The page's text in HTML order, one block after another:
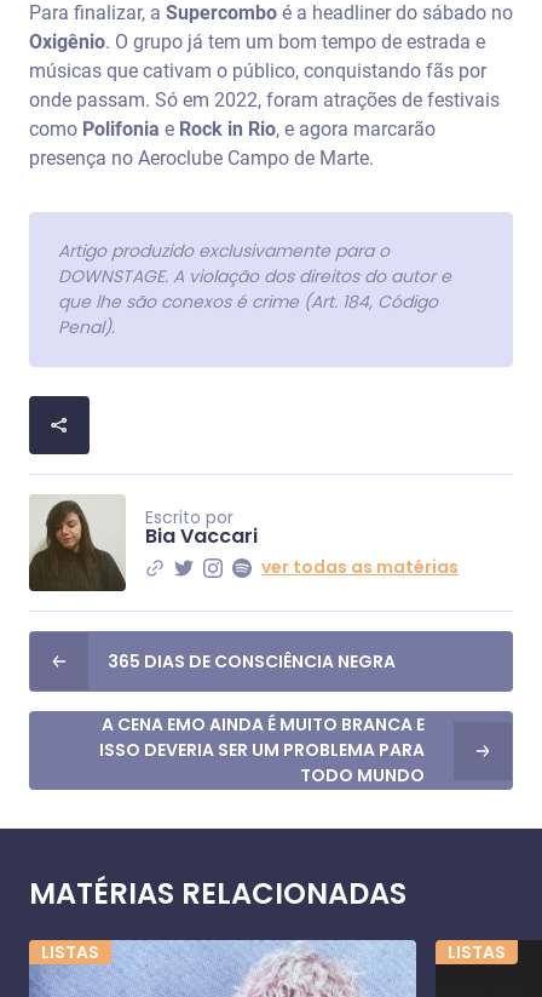
Para finalizar, a Supercombo é a headliner do sábado no
Oxigênio. O grupo já tem um bom tempo de estrada e
músicas que cativam o público, conquistando fãs por
onde passam. Só em 2022, foram atrações de festivais
como Polifonia e Rock in Rio, e agora marcarão
presença no Aeroclube Campo de Marte.
Artigo produzido exclusivamente para o
DOWNSTAGE. A violação dos direitos do autor e
que lhe são conexos é crime (Art. 184, Código
Penal).
Escrito por
Bia Vaccari
ver todas as matérias
365 DIAS DE CONSCIÊNCIA NEGRA
A CENA EMO AINDA É MUITO BRANCA E
ISSO DEVERIA SER UM PROBLEMA PARA
TODO MUNDO
MATÉRIAS RELACIONADAS
LISTAS LISTAS